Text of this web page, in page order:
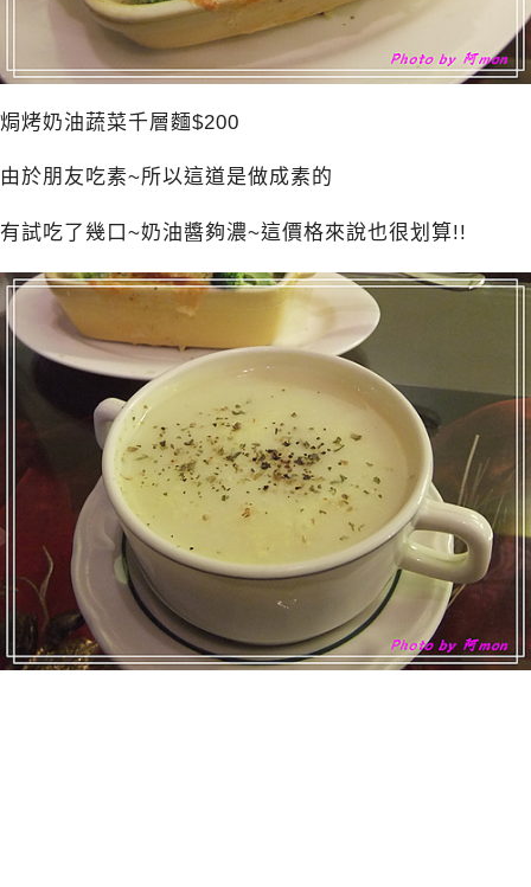
焗烤奶油蔬菜千層麵$200
由於朋友吃素~所以這道是做成素的
有試吃了幾口~奶油醬夠濃~這價格來說也很划算!!